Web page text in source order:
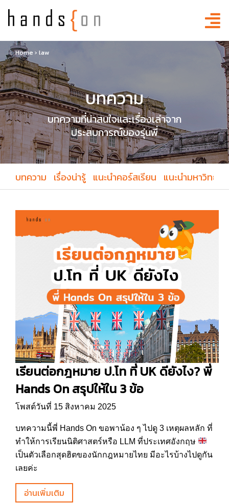
Home › law
บทความ
บทความที่น่าสนใจและเรื่องเล่าจาก
ประสบการณ์ของรุ่นพี่
บทความ เรื่องน่ารู้ แนะนำคอร์สเรียน แนะนำมหาวิทยา
เรียนต่อกฎหมาย ป.โท ที่ UK ดียังไง? พี่
Hands On สรุปให้ใน 3 ข้อ
โพสต์วันที่ 15 สิงหาคม 2025
บทความนี้พี่ Hands On ขอพาน้อง ๆ ไปดู 3 เหตุผลหลัก ที่
ทำให้การเรียนนิติศาสตร์หรือ LLM ที่ประเทศอังกฤษ
เป็นตัวเลือกสุดฮิตของนักกฎหมายไทย มีอะไรบ้างไปดูกัน
เลยค่ะ
อ่านเพิ่มเติม